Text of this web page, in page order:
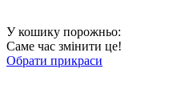
У кошику порожньо:
Саме час змінити це!
Обрати прикраси